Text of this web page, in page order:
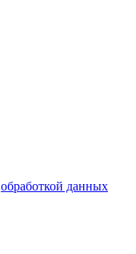
обработкой данных